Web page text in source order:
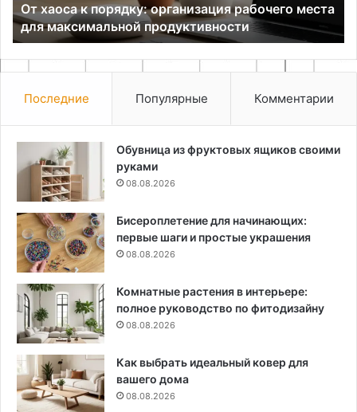
максимальной
продуктивности
От хаоса к порядку: организация рабочего места
для максимальной продуктивности
Последние Популярные Комментарии
Обувница из фруктовых ящиков своими
руками
08.08.2026
Бисероплетение для начинающих:
первые шаги и простые украшения
08.08.2026
Комнатные растения в интерьере:
полное руководство по фитодизайну
08.08.2026
Как выбрать идеальный ковер для
вашего дома
08.08.2026